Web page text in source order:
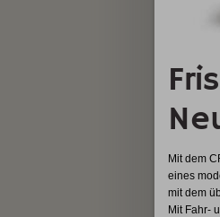
Mit dem
eines
mit dem
Mit Fahr-